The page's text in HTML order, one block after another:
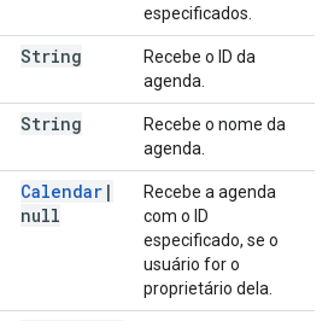
especificados.
String
Recebe o ID da
agenda.
String
Recebe o nome da
agenda.
Calendar |
null
Recebe a agenda
com o ID
especificado, se o
usuário for o
proprietário dela.